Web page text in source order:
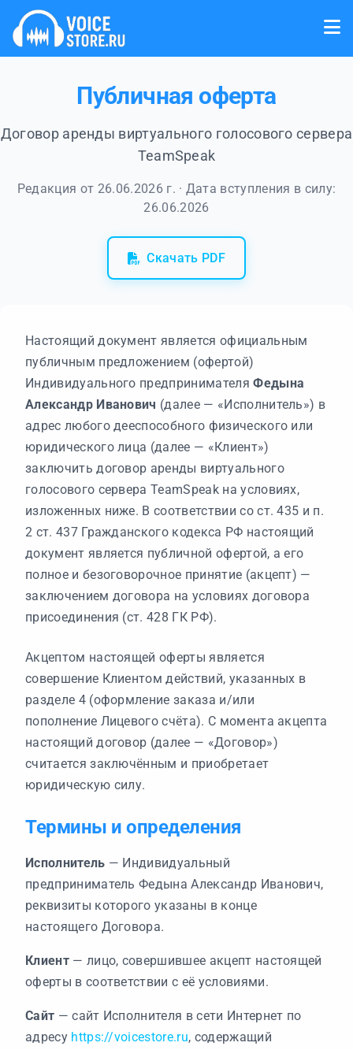
Публичная оферта
Договор аренды виртуального голосового сервера
TeamSpeak
Редакция от 26.06.2026 г. · Дата вступления в силу:
26.06.2026
Скачать PDF
Настоящий документ является официальным
публичным предложением (офертой)
Индивидуального предпринимателяФедына
Александр Иванович (далее — «Исполнитель») в
адрес любого дееспособного физического или
юридического лица (далее — «Клиент»)
заключить договор аренды виртуального
голосового сервера TeamSpeak на условиях,
изложенных ниже. В соответствии со ст. 435 и п.
2 ст. 437 Гражданского кодекса РФ настоящий
документ является публичной офертой, а его
полное и безоговорочное принятие (акцепт) —
заключением договора на условиях договора
присоединения (ст. 428 ГК РФ).
Акцептом настоящей оферты является
совершение Клиентом действий, указанных в
разделе 4 (оформление заказа и/или
пополнение Лицевого счёта). С момента акцепта
настоящий договор (далее — «Договор»)
считается заключённым и приобретает
юридическую силу.
Термины и определения
Исполнитель — Индивидуальный
предприниматель Федына Александр Иванович,
реквизиты которого указаны в конце
настоящего Договора.
Клиент— лицо, совершившее акцепт настоящей
оферты в соответствии с её условиями.
Сайт — сайт Исполнителя в сети Интернет по
адресу https://voicestore.ru, содержащий